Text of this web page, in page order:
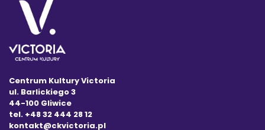
Centrum Kultury Victoria
ul. Barlickiego 3
44-100 Gliwice
tel. +48 32 444 28 12
kontakt@ckvictoria.pl